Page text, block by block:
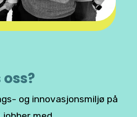
og innovasjonsmiljø på